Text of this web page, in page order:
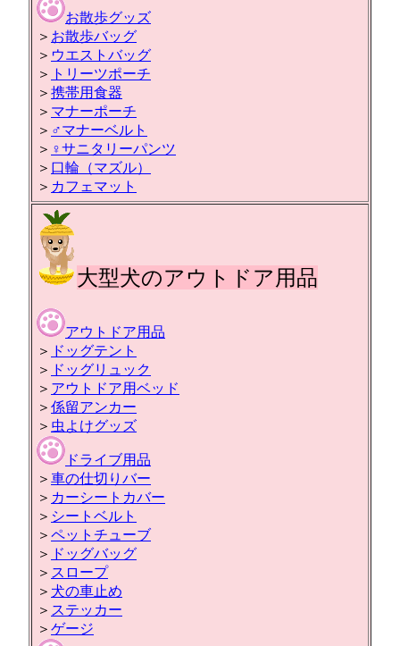
お散歩グッズ
＞ お散歩バッグ
＞ ウエストバッグ
＞ トリーツポーチ
＞ 携帯用食器
＞ マナーポーチ
＞ ♂マナーベルト
＞ ♀サニタリーパンツ
＞ 口輪（マズル）
＞ カフェマット
大型犬のアウトドア用品
アウトドア用品
＞ ドッグテント
＞ ドッグリュック
＞ アウトドア用ベッド
＞ 係留アンカー
＞ 虫よけグッズ
ドライブ用品
＞ 車の仕切りバー
＞ カーシートカバー
＞ シートベルト
＞ ペットチューブ
＞ ドッグバッグ
＞ スロープ
＞ 犬の車止め
＞ ステッカー
＞ ゲージ